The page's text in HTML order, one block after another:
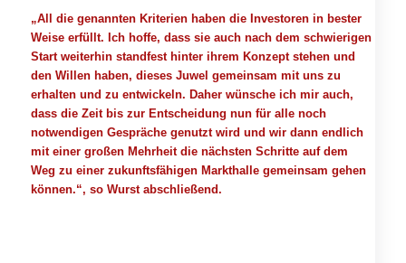
„All die genannten Kriterien haben die Investoren in bester
Weise erfüllt. Ich hoffe, dass sie auch nach dem schwierigen
Start weiterhin standfest hinter ihrem Konzept stehen und
den Willen haben, dieses Juwel gemeinsam mit uns zu
erhalten und zu entwickeln. Daher wünsche ich mir auch,
dass die Zeit bis zur Entscheidung nun für alle noch
notwendigen Gespräche genutzt wird und wir dann endlich
mit einer großen Mehrheit die nächsten Schritte auf dem
Weg zu einer zukunftsfähigen Markthalle gemeinsam gehen
können.“, so Wurst abschließend.